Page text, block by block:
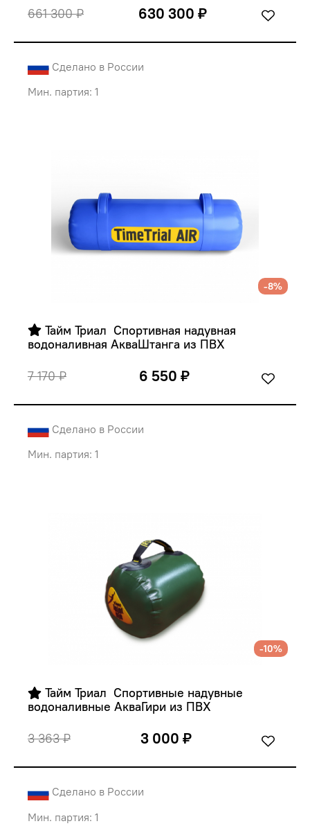
661 300 ₽
630 300 ₽
Сделано в России
Мин. партия: 1
-8%
Тайм Триал  Спортивная надувная
водоналивная АкваШтанга из ПВХ
7 170 ₽
6 550 ₽
Сделано в России
Мин. партия: 1
-10%
Тайм Триал  Спортивные надувные
водоналивные АкваГири из ПВХ
3 363 ₽
3 000 ₽
Сделано в России
Мин. партия: 1